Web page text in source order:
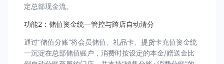
定总部现金流。
功能2：储值资金统一管控与跨店自动清分
通过“储值分账”将会员储值、礼品卡、提货卡充值资金统
一沉淀在总部储值账户，消费时按设定的本金/赠送金比